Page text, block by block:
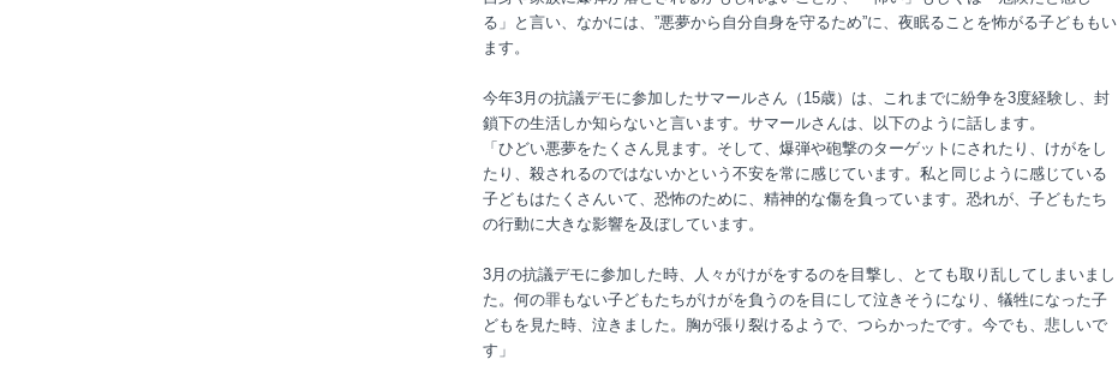
る」と言い、なかには、”悪夢から自分自身を守るため”に、夜眠ることを怖がる子どももい
ます。
今年3月の抗議デモに参加したサマールさん（15歳）は、これまでに紛争を3度経験し、封
鎖下の生活しか知らないと言います。サマールさんは、以下のように話します。
「ひどい悪夢をたくさん見ます。そして、爆弾や砲撃のターゲットにされたり、けがをし
たり、殺されるのではないかという不安を常に感じています。私と同じように感じている
子どもはたくさんいて、恐怖のために、精神的な傷を負っています。恐れが、子どもたち
の行動に大きな影響を及ぼしています。
3月の抗議デモに参加した時、人々がけがをするのを目撃し、とても取り乱してしまいまし
た。何の罪もない子どもたちがけがを負うのを目にして泣きそうになり、犠牲になった子
どもを見た時、泣きました。胸が張り裂けるようで、つらかったです。今でも、悲しいで
す」